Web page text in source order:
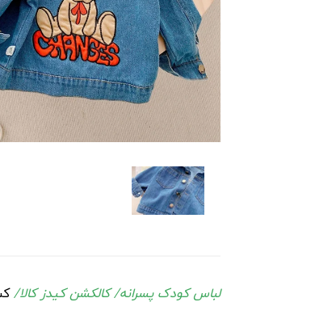
لباس کودک پسرانه/ کالکشن کیدز کالا/